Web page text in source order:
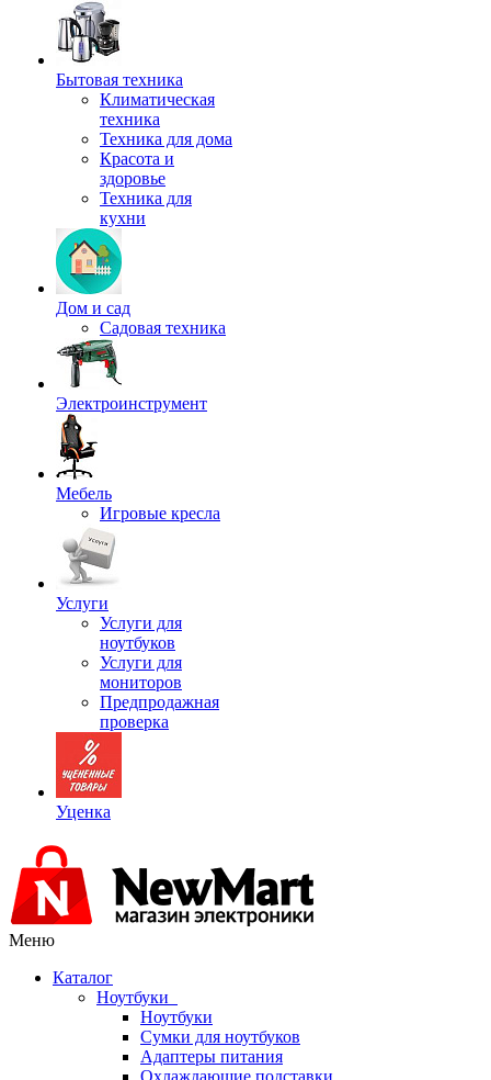
Бытовая техника
Климатическая
техника
Техника для дома
Красота и
здоровье
Техника для
кухни
Дом и сад
Садовая техника
Электроинструмент
Мебель
Игровые кресла
Услуги
Услуги для
ноутбуков
Услуги для
мониторов
Предпродажная
проверка
Уценка
Меню
Каталог
Ноутбуки
Ноутбуки
Сумки для ноутбуков
Адаптеры питания
Охлаждающие подставки